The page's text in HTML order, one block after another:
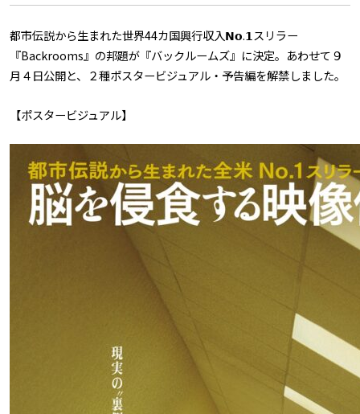
P
h
a
n
o
t
u
d
i
都市伝説から生まれた世界44カ国興行収入𝗡𝗼.𝟭スリラー
『Backrooms』の邦題が『バックルームズ』に決定。あわせて９
月４日公開と、２種ポスタービジュアル・予告編を解禁しました。
【ポスタービジュアル】